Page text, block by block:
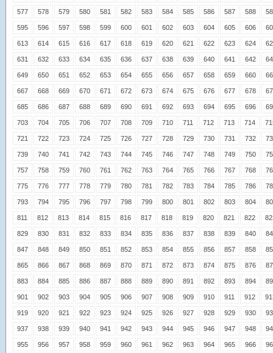
577 578 579 580 581 582 583 584 585 586 587 588
595 596 597 598 599 600 601 602 603 604 605 606
613 614 615 616 617 618 619 620 621 622 623 624
631 632 633 634 635 636 637 638 639 640 641 642
649 650 651 652 653 654 655 656 657 658 659 660
667 668 669 670 671 672 673 674 675 676 677 678
685 686 687 688 689 690 691 692 693 694 695 696
703 704 705 706 707 708 709 710 711 712 713 714
721 722 723 724 725 726 727 728 729 730 731 732
739 740 741 742 743 744 745 746 747 748 749 750
757 758 759 760 761 762 763 764 765 766 767 768
775 776 777 778 779 780 781 782 783 784 785 786
793 794 795 796 797 798 799 800 801 802 803 804
811 812 813 814 815 816 817 818 819 820 821 822
829 830 831 832 833 834 835 836 837 838 839 840
847 848 849 850 851 852 853 854 855 856 857 858
865 866 867 868 869 870 871 872 873 874 875 876
883 884 885 886 887 888 889 890 891 892 893 894
901 902 903 904 905 906 907 908 909 910 911 912
919 920 921 922 923 924 925 926 927 928 929 930
937 938 939 940 941 942 943 944 945 946 947 948
955 956 957 958 959 960 961 962 963 964 965 966